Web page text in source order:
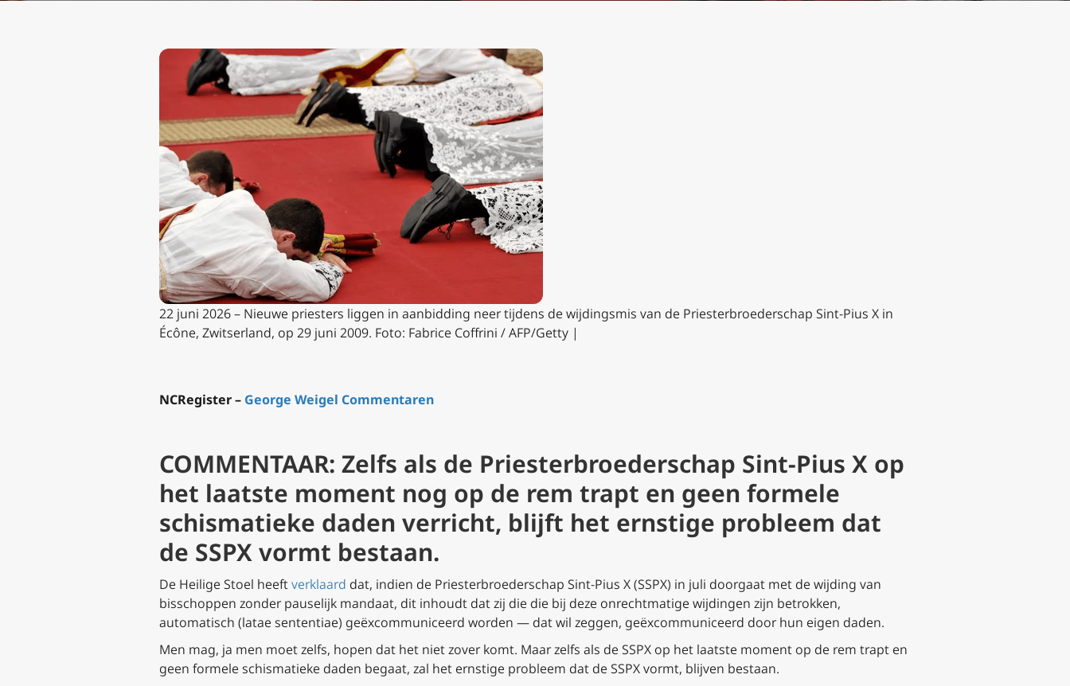
22 juni 2026 – Nieuwe priesters liggen in aanbidding neer tijdens de wijdingsmis van de Priesterbroederschap Sint-Pius X in
Écône, Zwitserland, op 29 juni 2009. Foto: Fabrice Coffrini / AFP/Getty |
NCRegister – George Weigel Commentaren
COMMENTAAR: Zelfs als de Priesterbroederschap Sint-Pius X op
het laatste moment nog op de rem trapt en geen formele
schismatieke daden verricht, blijft het ernstige probleem dat
de SSPX vormt bestaan.
De Heilige Stoel heeftverklaard dat, indien de Priesterbroederschap Sint-Pius X (SSPX) in juli doorgaat met de wijding van
bisschoppen zonder pauselijk mandaat, dit inhoudt dat zij die die bij deze onrechtmatige wijdingen zijn betrokken,
automatisch (latae sententiae) geëxcommuniceerd worden — dat wil zeggen, geëxcommuniceerd door hun eigen daden.
Men mag, ja men moet zelfs, hopen dat het niet zover komt. Maar zelfs als de SSPX op het laatste moment op de rem trapt en
geen formele schismatieke daden begaat, zal het ernstige probleem dat de SSPX vormt, blijven bestaan.